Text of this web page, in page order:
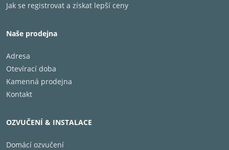
Jak se registrovat a získat lepší ceny
Naše prodejna
Adresa
Otevírací doba
Kamenná prodejna
Kontakt
OZVUČENÍ & INSTALACE
Domácí ozvučení